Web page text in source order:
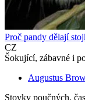
Proč pandy dělají
CZ
Šokující, zábavné i
Augustus
Stovky poučných,